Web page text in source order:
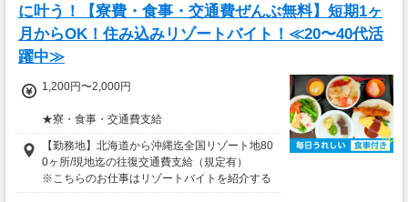
に叶う！【寮費・食事・交通費ぜんぶ無料】短期1ヶ
月からOK！住み込みリゾートバイト！≪20〜40代活
躍中≫
1,200円〜2,000円
★寮・食事・交通費支給
住み込みのお仕事のため、以下の補助がありま
す。
・寮費・光熱費無料（個室あり）
・食事無料
【勤務地】北海道から沖縄迄全国リゾート地80
0ヶ所/現地迄の往復交通費支給（規定有）
※こちらのお仕事はリゾートバイトを紹介する
募集となっており実際に募集がある勤務地と異